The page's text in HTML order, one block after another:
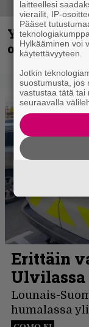
Yngwie
or Never -
laitteellesi
vierailit, IP-
Pääset
Hylkääminen voi
käytettävyyteen.
Jotkin
suostumusta, jos
vastustaa tätä tai
seuraavalla